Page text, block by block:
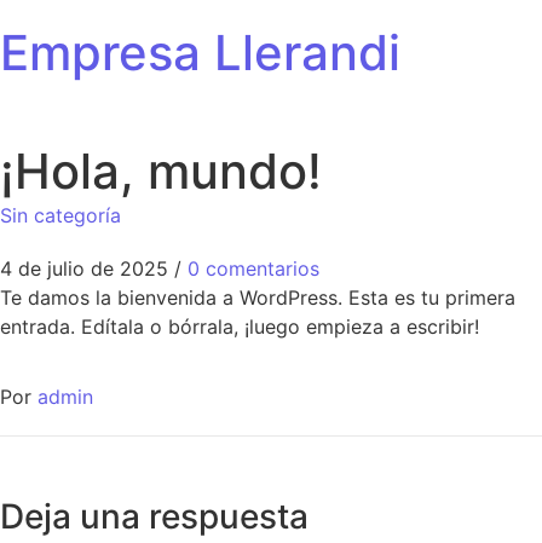
Empresa Llerandi
¡Hola, mundo!
Sin categoría
4 de julio de 2025 / 0 comentarios
Te damos la bienvenida a WordPress. Esta es tu primera
entrada. Edítala o bórrala, ¡luego empieza a escribir!
Por admin
Deja una respuesta